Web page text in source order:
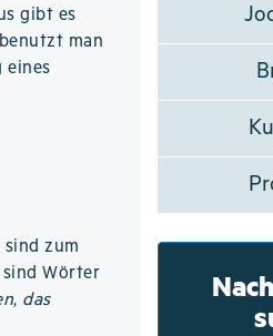
gibt es
man
eines
zum
Wörter
, das